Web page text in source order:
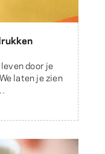
door je
laten je zien